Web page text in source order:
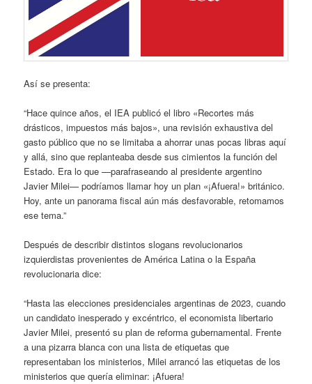
Así se presenta:
“Hace quince años, el IEA publicó el libro «Recortes más
drásticos, impuestos más bajos», una revisión exhaustiva del
gasto público que no se limitaba a ahorrar unas pocas libras aquí
y allá, sino que replanteaba desde sus cimientos la función del
Estado. Era lo que —parafraseando al presidente argentino
Javier Milei— podríamos llamar hoy un plan «¡Afuera!» británico.
Hoy, ante un panorama fiscal aún más desfavorable, retomamos
ese tema.”
Después de describir distintos slogans revolucionarios
izquierdistas provenientes de América Latina o la España
revolucionaria dice:
“Hasta las elecciones presidenciales argentinas de 2023, cuando
un candidato inesperado y excéntrico, el economista libertario
Javier Milei, presentó su plan de reforma gubernamental. Frente
a una pizarra blanca con una lista de etiquetas que
representaban los ministerios, Milei arrancó las etiquetas de los
ministerios que quería eliminar: ¡Afuera!